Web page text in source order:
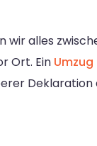
wir alles
Ort. Ein Umzug